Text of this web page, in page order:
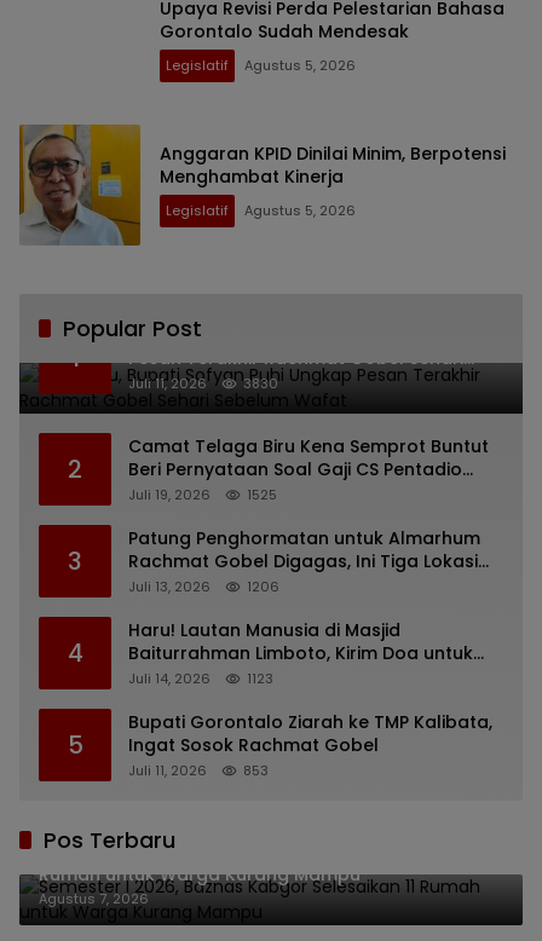
Upaya Revisi Perda Pelestarian Bahasa
Gorontalo Sudah Mendesak
Legislatif Agustus 5, 2026
Anggaran KPID Dinilai Minim, Berpotensi
Menghambat Kinerja
Legislatif Agustus 5, 2026
Popular Post
1
Bikin Haru, Bupati Sofyan Puhi Ungkap
Pesan Terakhir Rachmat Gobel Sehari
Sebelum Wafat
Juli 11, 2026 3830
2
Camat Telaga Biru Kena Semprot Buntut
Beri Pernyataan Soal Gaji CS Pentadio
Barat yang Nunggak
Juli 19, 2026 1525
3
Patung Penghormatan untuk Almarhum
Rachmat Gobel Digagas, Ini Tiga Lokasi
yang Diusulkan
Juli 13, 2026 1206
4
Haru! Lautan Manusia di Masjid
Baiturrahman Limboto, Kirim Doa untuk
Almarhum Rachmat Gobel
Juli 14, 2026 1123
5
Bupati Gorontalo Ziarah ke TMP Kalibata,
Ingat Sosok Rachmat Gobel
Juli 11, 2026 853
Pos Terbaru
Semester I 2026, Baznas Kabgor Selesaikan 11
Rumah untuk Warga Kurang Mampu
Agustus 7, 2026